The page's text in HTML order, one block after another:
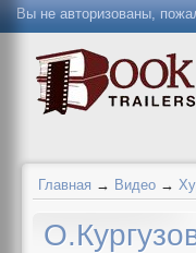
Вы не авторизованы,
Главная → Видео →